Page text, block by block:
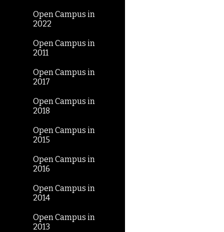
Open Campus in
2022
Open Campus in
2011
Open Campus in
2017
Open Campus in
2018
Open Campus in
2015
Open Campus in
2016
Open Campus in
2014
Open Campus in
2013